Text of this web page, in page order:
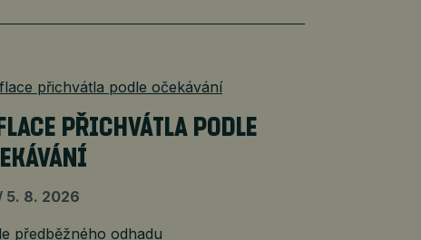
PŘICHVÁTLA PODLE
5. 8. 2026
předběžného odhadu